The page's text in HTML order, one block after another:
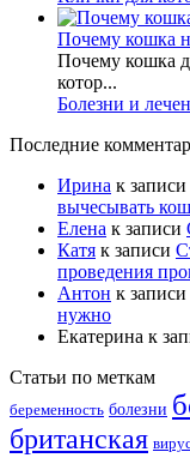
Почему кошка
Почему кошка
котор...
Болезни и
Последние
Ирина к записи
вычесывать
Елена к записи
Катя к записи
проведения
Антон к записи
нужно
Екатерина к
Статьи по меткам
беременность болезни
британская